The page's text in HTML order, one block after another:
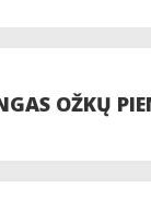
OŽKŲ